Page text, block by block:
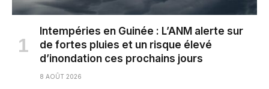
Intempéries en Guinée : L’ANM alerte sur
de fortes pluies et un risque élevé
d’inondation ces prochains jours
8 AOÛT 2026